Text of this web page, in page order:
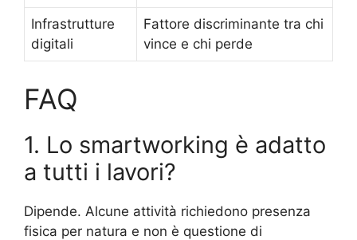
Infrastrutture
digitali
Fattore discriminante tra chi
vince e chi perde
FAQ
1. Lo smartworking è adatto
a tutti i lavori?
Dipende. Alcune attività richiedono presenza
fisica per natura e non è questione di